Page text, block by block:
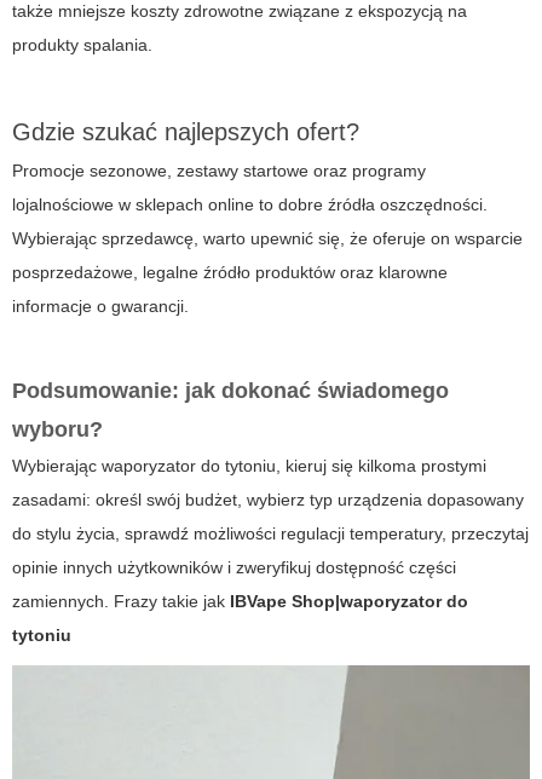
także mniejsze koszty zdrowotne związane z ekspozycją na
produkty spalania.
Gdzie szukać najlepszych ofert?
Promocje sezonowe, zestawy startowe oraz programy
lojalnościowe w sklepach online to dobre źródła oszczędności.
Wybierając sprzedawcę, warto upewnić się, że oferuje on wsparcie
posprzedażowe, legalne źródło produktów oraz klarowne
informacje o gwarancji.
Podsumowanie: jak dokonać świadomego
wyboru?
Wybierając waporyzator do tytoniu, kieruj się kilkoma prostymi
zasadami: określ swój budżet, wybierz typ urządzenia dopasowany
do stylu życia, sprawdź możliwości regulacji temperatury, przeczytaj
opinie innych użytkowników i zweryfikuj dostępność części
zamiennych. Frazy takie jak IBVape Shop|waporyzator do
tytoniu